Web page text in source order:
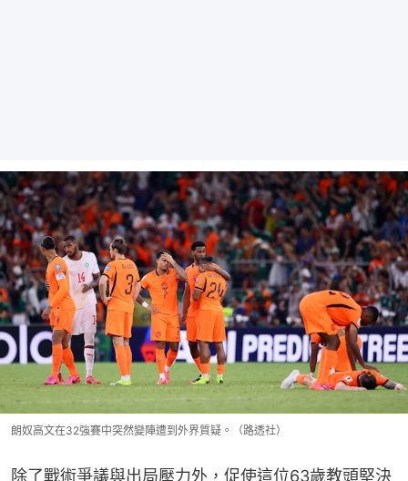
朗奴高文在32強賽中突然變陣遭到外界質疑。（路透社）
除了戰術爭議與出局壓力外，促使這位63歲教頭堅決